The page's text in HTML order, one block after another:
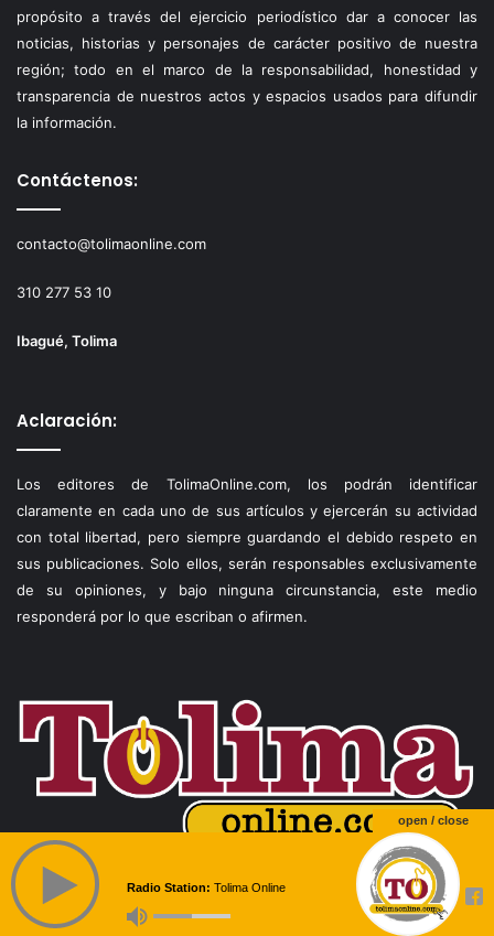
propósito a través del ejercicio periodístico dar a conocer las
noticias, historias y personajes de carácter positivo de nuestra
región; todo en el marco de la responsabilidad, honestidad y
transparencia de nuestros actos y espacios usados para difundir
la información.
Contáctenos:
contacto@tolimaonline.com
310 277 53 10
Ibagué, Tolima
Aclaración:
Los editores de TolimaOnline.com, los podrán identificar
claramente en cada uno de sus artículos y ejercerán su actividad
con total libertad, pero siempre guardando el debido respeto en
sus publicaciones. Solo ellos, serán responsables exclusivamente
de su opiniones, y bajo ninguna circunstancia, este medio
responderá por lo que escriban o afirmen.
open / close
Radio Station: Tolima Online